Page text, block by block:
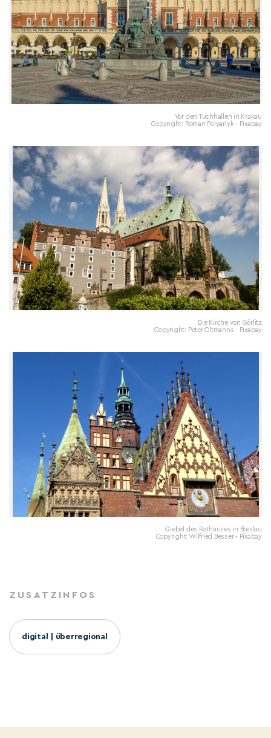
Vor den Tuchhallen in Krakau
Copyright: Roman Polyanyk - Pixabay
Die Kirche von Görlitz
Copyright: Peter Oltmanns - Pixabay
Giebel des Rathauses in Breslau
Copyright: Wilfried Besser - Pixabay
ZUSATZINFOS
digital | überregional